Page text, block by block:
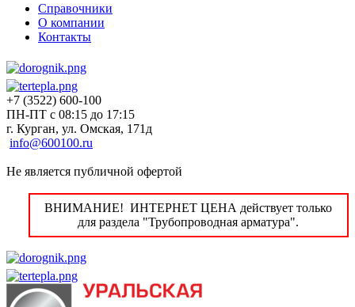
Справочники
О компании
Контакты
+7 (3522) 600-100
ПН-ПТ с 08:15 до 17:15
г. Курган, ул. Омская, 171д
info@600100.ru
Не является публичной офертой
ВНИМАНИЕ! ИНТЕРНЕТ ЦЕНА действует только
для раздела "Трубопроводная арматура".